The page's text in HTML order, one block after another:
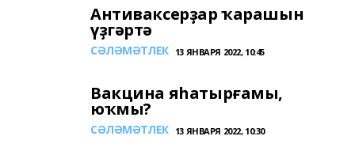
Антиваксерҙар ҡарашын
үҙгәртә
СӘЛӘМӘТЛЕК 13 ЯНВАРЯ 2022, 10:45
Вакцина яһатырғамы,
юҡмы?
СӘЛӘМӘТЛЕК 13 ЯНВАРЯ 2022, 10:30